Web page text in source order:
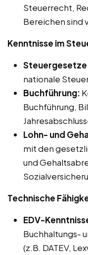
Steuerrecht,
Bereichen sind
Kenntnisse im
nationale
Buchführung:
Buchführung,
Lohn- und
mit den
und
Technische
EDV-
Buchhaltungs-
(z.B. DATEV,